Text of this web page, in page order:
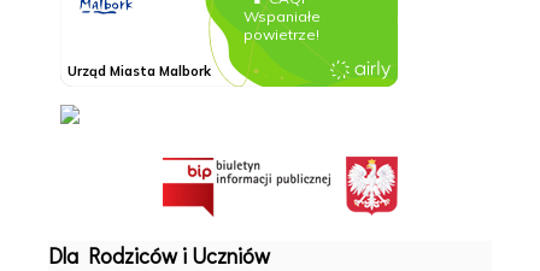
Dla Rodziców i Uczniów